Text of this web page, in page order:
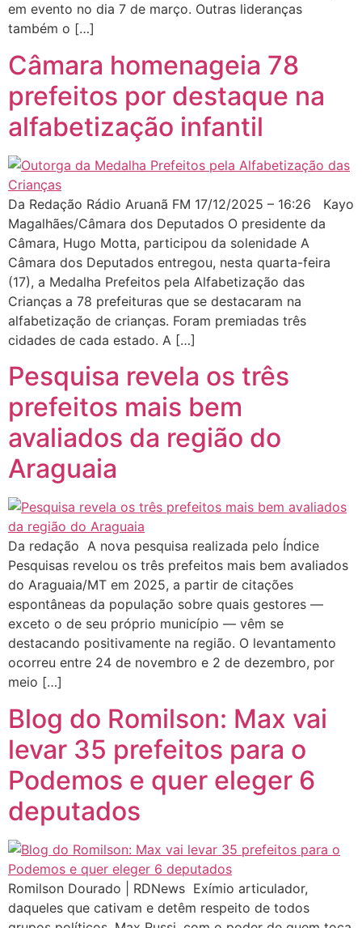
em evento no dia 7 de março. Outras lideranças
também o […]
Câmara homenageia 78
prefeitos por destaque na
alfabetização infantil
Da Redação Rádio Aruanã FM 17/12/2025 – 16:26 Kayo
Magalhães/Câmara dos Deputados O presidente da
Câmara, Hugo Motta, participou da solenidade A
Câmara dos Deputados entregou, nesta quarta-feira
(17), a Medalha Prefeitos pela Alfabetização das
Crianças a 78 prefeituras que se destacaram na
alfabetização de crianças. Foram premiadas três
cidades de cada estado. A […]
Pesquisa revela os três
prefeitos mais bem
avaliados da região do
Araguaia
Da redação A nova pesquisa realizada pelo Índice
Pesquisas revelou os três prefeitos mais bem avaliados
do Araguaia/MT em 2025, a partir de citações
espontâneas da população sobre quais gestores —
exceto o de seu próprio município — vêm se
destacando positivamente na região. O levantamento
ocorreu entre 24 de novembro e 2 de dezembro, por
meio […]
Blog do Romilson: Max vai
levar 35 prefeitos para o
Podemos e quer eleger 6
deputados
Romilson Dourado | RDNews Exímio articulador,
daqueles que cativam e detêm respeito de todos